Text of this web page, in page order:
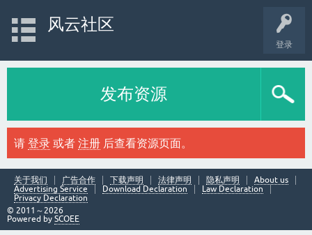
登录
风云社区
发布资源
请 登录 或者 注册 后查看资源页面。
关于我们 广告合作 下载声明 法律声明 隐私声明
About us
Advertising Service
Download Declaration
Law Declaration
Privacy Declaration
© 2011～2026
Powered by SCOEE